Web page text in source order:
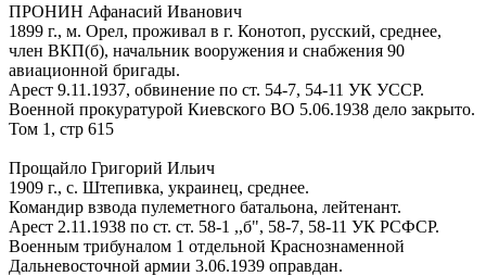
ПРОНИН Афанасий Иванович
1899 г., м. Орел, проживал в г. Конотоп, русский, среднее,
член ВКП(б), начальник вооружения и снабжения 90
авиационной бригады.
Арест 9.11.1937, обвинение по ст. 54-7, 54-11 УК УССР.
Военной прокуратурой Киевского ВО 5.06.1938 дело закрыто.
Том 1, стр 615
Прощайло Григорий Ильич
1909 г., с. Штепивка, украинец, среднее.
Командир взвода пулеметного батальона, лейтенант.
Арест 2.11.1938 по ст. ст. 58-1 ,,б", 58-7, 58-11 УК РСФСР.
Военным трибуналом 1 отдельной Краснознаменной
Дальневосточной армии 3.06.1939 оправдан.